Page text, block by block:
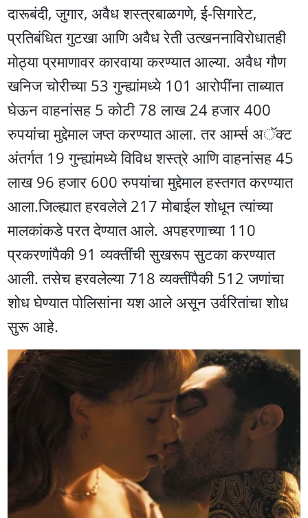
दारूबंदी, जुगार, अवैध शस्त्रबाळगणे, ई-सिगारेट,
प्रतिबंधित गुटखा आणि अवैध रेती उत्खननाविरोधातही
मोठ्या प्रमाणावर कारवाया करण्यात आल्या. अवैध गौण
खनिज चोरीच्या 53 गुन्ह्यांमध्ये 101 आरोपींना ताब्यात
घेऊन वाहनांसह 5 कोटी 78 लाख 24 हजार 400
रुपयांचा मुद्देमाल जप्त करण्यात आला. तर आर्म्स अॅक्ट
अंतर्गत 19 गुन्ह्यांमध्ये विविध शस्त्रे आणि वाहनांसह 45
लाख 96 हजार 600 रुपयांचा मुद्देमाल हस्तगत करण्यात
आला.जिल्ह्यात हरवलेले 217 मोबाईल शोधून त्यांच्या
मालकांकडे परत देण्यात आले. अपहरणाच्या 110
प्रकरणांपैकी 91 व्यक्तींची सुखरूप सुटका करण्यात
आली. तसेच हरवलेल्या 718 व्यक्तींपैकी 512 जणांचा
शोध घेण्यात पोलिसांना यश आले असून उर्वरितांचा शोध
सुरू आहे.